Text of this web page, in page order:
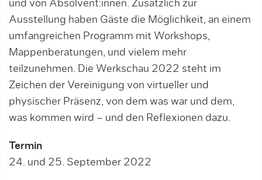
und von Absolvent:innen. Zusätzlich zur
Ausstellung haben Gäste die Möglichkeit, an einem
umfangreichen Programm mit Workshops,
Mappenberatungen, und vielem mehr
teilzunehmen. Die Werkschau 2022 steht im
Zeichen der Vereinigung von virtueller und
physischer Präsenz, von dem was war und dem,
was kommen wird – und den Reflexionen dazu.
Termin
24. und 25. September 2022